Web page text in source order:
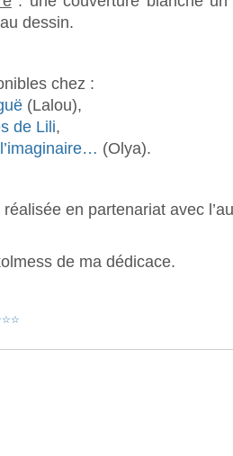
dessin.
chez :
(Lalou),
de Lili,
(Olya).
en partenariat avec
de ma dédicace.